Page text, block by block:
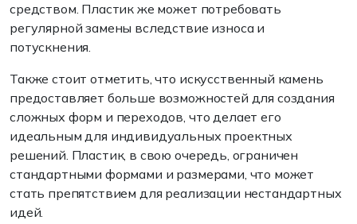
средством. Пластик же может потребовать
регулярной замены вследствие износа и
потускнения.
Также стоит отметить, что искусственный камень
предоставляет больше возможностей для создания
сложных форм и переходов, что делает его
идеальным для индивидуальных проектных
решений. Пластик, в свою очередь, ограничен
стандартными формами и размерами, что может
стать препятствием для реализации нестандартных
идей.